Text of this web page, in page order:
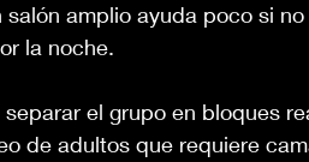
amplio ayuda poco si no
la noche.
el grupo en bloques
de adultos que requiere